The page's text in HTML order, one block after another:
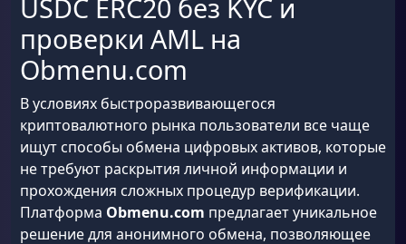
USDC ERC20 без KYC и
проверки AML на
Obmenu.com
В условиях быстроразвивающегося
криптовалютного рынка пользователи все чаще
ищут способы обмена цифровых активов, которые
не требуют раскрытия личной информации и
прохождения сложных процедур верификации.
Платформа Obmenu.com предлагает уникальное
решение для анонимного обмена, позволяющее